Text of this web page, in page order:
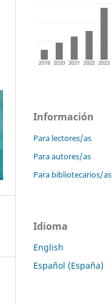
Información
Para lectores/as
Para autores/as
Para bibliotecarios/as
Idioma
English
Español (España)